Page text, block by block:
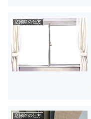
窓掃除の仕方
窓掃除の仕方